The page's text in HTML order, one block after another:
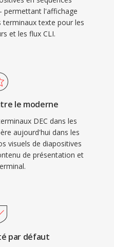
permettant l'affichage
terminaux texte pour les
et les flux CLI.
le moderne
DEC dans les
aujourd'hui dans les
visuels de diapositives
de présentation et
par défaut